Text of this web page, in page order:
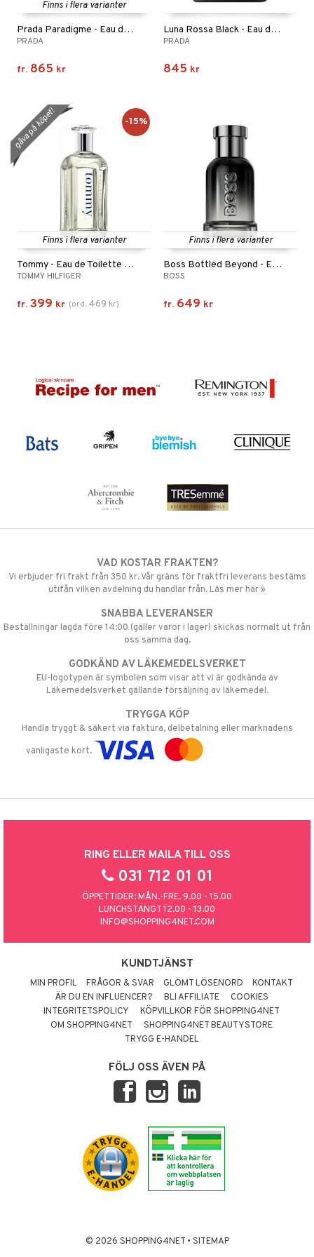
Finns i flera varianter
Prada Paradigme - Eau de parfum
PRADA
fr. 865 kr
Luna Rossa Black - Eau de parfum
PRADA
845 kr
Finns i flera varianter
Tommy - Eau de Toilette Spray
TOMMY HILFIGER
fr. 399 kr (ord. 469 kr)
gåva på köpet! -15%
Finns i flera varianter
Boss Bottled Beyond - Eau de parfum
BOSS
fr. 649 kr
VAD KOSTAR FRAKTEN?
Vi erbjuder fri frakt från 350 kr. Vår gräns för fraktfri leverans bestäms
utifån vilken avdelning du handlar från. Läs mer här »
SNABBA LEVERANSER
Beställningar lagda före 14:00 (gäller varor i lager) skickas normalt ut från
oss samma dag.
GODKÄND AV LÄKEMEDELSVERKET
EU-logotypen är symbolen som visar att vi är godkända av
Läkemedelsverket gällande försäljning av läkemedel.
TRYGGA KÖP
Handla tryggt & säkert via faktura, delbetalning eller marknadens
vanligaste kort.
RING ELLER MAILA TILL OSS
031 712 01 01
ÖPPETTIDER: MÅN.-FRE. 9.00 - 15.00
LUNCHSTÄNGT 12.00 - 13.00
INFO@SHOPPING4NET.COM
KUNDTJÄNST
MIN PROFIL FRÅGOR & SVAR GLÖMT LÖSENORD
KONTAKT
ÄR DU EN INFLUENCER?
BLI AFFILIATE
COOKIES
INTEGRITETSPOLICY
KÖPVILLKOR FÖR SHOPPING4NET
OM SHOPPING4NET
SHOPPING4NET BEAUTYSTORE
TRYGG E-HANDEL
FÖLJ OSS ÄVEN PÅ
© 2026 SHOPPING4NET • SITEMAP